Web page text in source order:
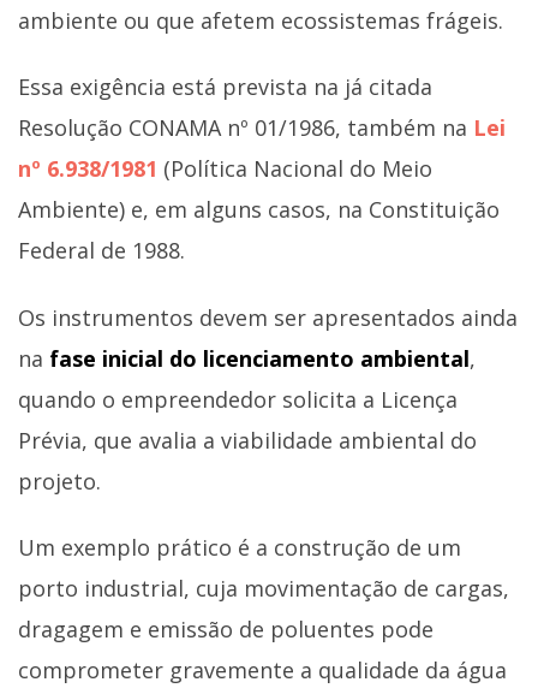
ambiente ou que afetem ecossistemas frágeis.
Essa exigência está prevista na já citada
Resolução CONAMA nº 01/1986, também na Lei
nº 6.938/1981 (Política Nacional do Meio
Ambiente) e, em alguns casos, na Constituição
Federal de 1988.
Os instrumentos devem ser apresentados ainda
na fase inicial do licenciamento ambiental,
quando o empreendedor solicita a Licença
Prévia, que avalia a viabilidade ambiental do
projeto.
Um exemplo prático é a construção de um
porto industrial, cuja movimentação de cargas,
dragagem e emissão de poluentes pode
comprometer gravemente a qualidade da água